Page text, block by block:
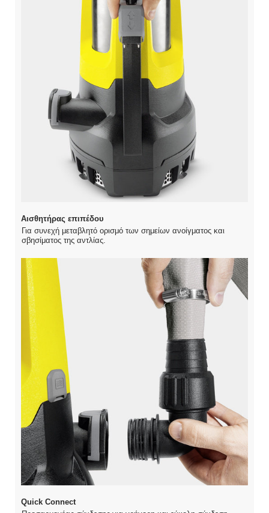
Αισθητήρας επιπέδου
Για συνεχή μεταβλητό ορισμό των σημείων ανοίγματος και
σβησίματος της αντλίας.
Quick Connect